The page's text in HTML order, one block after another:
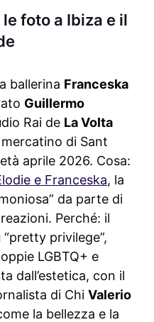
foto a Ibiza e il
ballerina Franceska
Guillermo
Rai de La Volta
di Sant
aprile 2026. Cosa:
e Franceska, la
da parte di
Perché: il
privilege”,
LGBTQ+ e
dall’estetica, con il
di Chi Valerio
la bellezza e la